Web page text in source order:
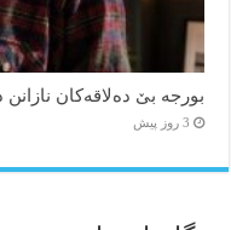
بورجە بێ دەلاقەکان
3 روز پیش